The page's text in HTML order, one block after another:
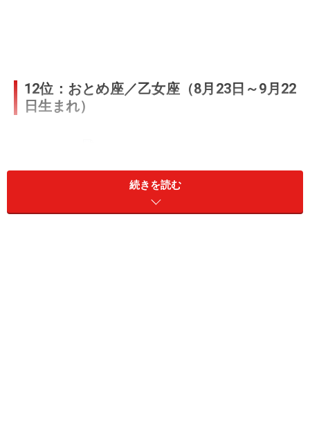
12位：おとめ座／乙女座（8月23日～9月22
日生まれ）
「おとめ座」の今日の運勢
情報をうのみにしないほうがよさそう。役立つ情報ほど
用心して。
続きを読む